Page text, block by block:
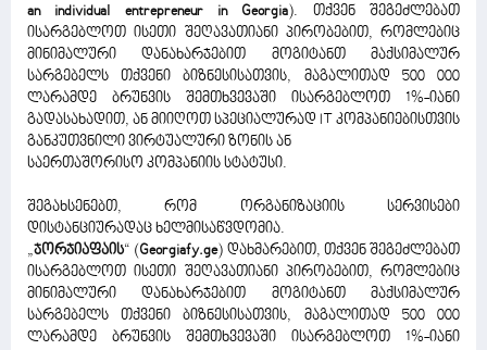
an individual entrepreneur in Georgia). თქვენ შეგეძლებათ
ისარგებლოთ ისეთი შეღავათიანი პირობებით, რომლებიც
მინიმალური დანახარჯებით მოგიტანთ მაქსიმალურ
სარგებელს თქვენი ბიზნესისათვის, მაგალითად 500 000
ლარამდე ბრუნვის შემთხვევაში ისარგებლოთ 1%-იანი
გადასახადით, ან მიიღოთ სპეციალურად IT კომპანიებისთვის
განკუთვნილი ვირტუალური ზონის ან
საერთაშორისო კომპანიის სტატუსი.
შეგახსენებთ, რომ ორგანიზაციის სერვისები
დისტანციურადაც ხელმისაწვდომია.
„ჯორჯიაფაის“ (Georgiafy.ge) დახმარებით, თქვენ შეგეძლებათ
ისარგებლოთ ისეთი შეღავათიანი პირობებით, რომლებიც
მინიმალური დანახარჯებით მოგიტანთ მაქსიმალურ
სარგებელს თქვენი ბიზნესისათვის, მაგალითად 500 000
ლარამდე ბრუნვის შემთხვევაში ისარგებლოთ 1%-იანი